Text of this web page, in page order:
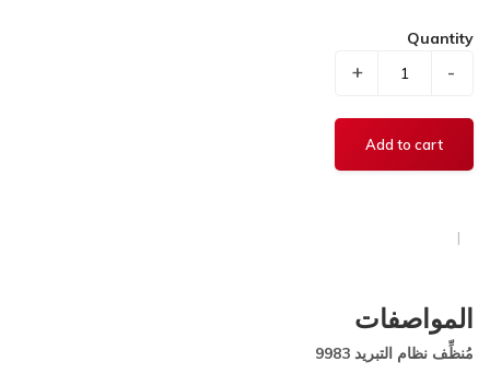
Quantity
-
+
المواصفات
مُنظِّف نظام التبريد 9983